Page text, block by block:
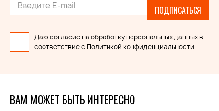
ПОДПИСАТЬСЯ
Даю согласие на обработку персональных данных в
соответствие с Политикой конфиденциальности
ВАМ МОЖЕТ БЫТЬ ИНТЕРЕСНО